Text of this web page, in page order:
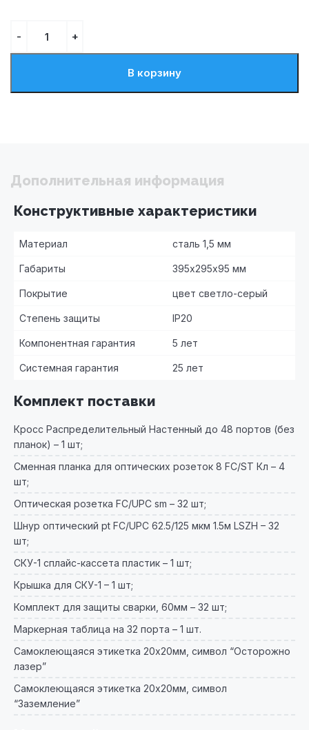
В корзину
Дополнительная информация
Конструктивные характеристики
Материал сталь 1,5 мм
Габариты 395х295х95 мм
Покрытие цвет светло-серый
Степень защиты IP20
Компонентная гарантия 5 лет
Системная гарантия 25 лет
Комплект поставки
Кросс Распределительный Настенный до 48 портов (без
планок) – 1 шт;
Сменная планка для оптических розеток 8 FC/ST Кл – 4
шт;
Оптическая розетка FC/UPC sm – 32 шт;
Шнур оптический pt FC/UPC 62.5/125 мкм 1.5м LSZH – 32
шт;
СКУ-1 сплайс-кассета пластик – 1 шт;
Крышка для СКУ-1 – 1 шт;
Комплект для защиты сварки, 60мм – 32 шт;
Маркерная таблица на 32 порта – 1 шт.
Самоклеющаяся этикетка 20х20мм, символ “Осторожно
лазер”
Самоклеющаяся этикетка 20х20мм, символ
“Заземление”